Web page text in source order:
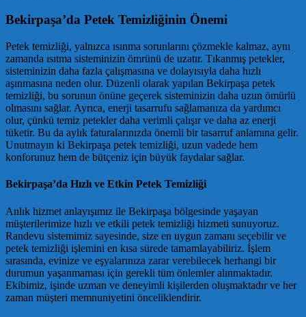
Bekirpaşa’da Petek Temizliğinin Önemi
Petek temizliği, yalnızca ısınma sorunlarını çözmekle kalmaz, aynı
zamanda ısıtma sisteminizin ömrünü de uzatır. Tıkanmış petekler,
sisteminizin daha fazla çalışmasına ve dolayısıyla daha hızlı
aşınmasına neden olur. Düzenli olarak yapılan Bekirpaşa petek
temizliği, bu sorunun önüne geçerek sisteminizin daha uzun ömürlü
olmasını sağlar. Ayrıca, enerji tasarrufu sağlamanıza da yardımcı
olur, çünkü temiz petekler daha verimli çalışır ve daha az enerji
tüketir. Bu da aylık faturalarınızda önemli bir tasarruf anlamına gelir.
Unutmayın ki Bekirpaşa petek temizliği, uzun vadede hem
konforunuz hem de bütçeniz için büyük faydalar sağlar.
Bekirpaşa’da Hızlı ve Etkin Petek Temizliği
Anlık hizmet anlayışımız ile Bekirpaşa bölgesinde yaşayan
müşterilerimize hızlı ve etkili petek temizliği hizmeti sunuyoruz.
Randevu sistemimiz sayesinde, size en uygun zamanı seçebilir ve
petek temizliği işlemini en kısa sürede tamamlayabiliriz. İşlem
sırasında, evinize ve eşyalarınıza zarar verebilecek herhangi bir
durumun yaşanmaması için gerekli tüm önlemler alınmaktadır.
Ekibimiz, işinde uzman ve deneyimli kişilerden oluşmaktadır ve her
zaman müşteri memnuniyetini önceliklendirir.